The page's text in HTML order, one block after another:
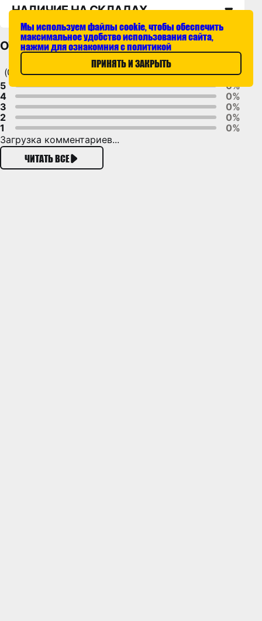
НАЛИЧИЕ НА СКЛАДАХ
ОТЗЫВЫ
(0)
5
0%
4
0%
3
0%
2
0%
1
0%
Загрузка комментариев...
ЧИТАТЬ ВСЕ
Мы используем файлы cookie, чтобы обеспечить
максимальное удобство использования сайта,
нажми для ознакомния с политикой
ПРИНЯТЬ И ЗАКРЫТЬ